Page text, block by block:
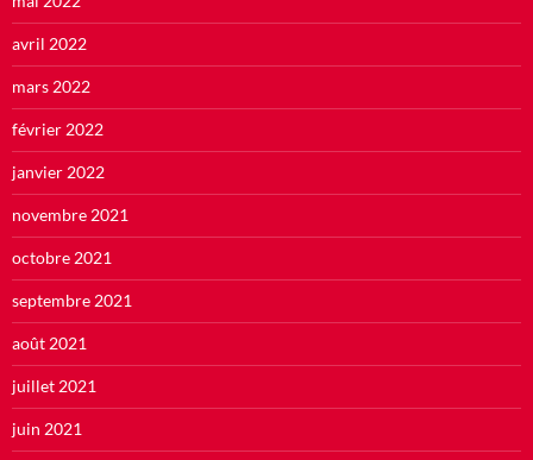
avril 2022
mars 2022
février 2022
janvier 2022
novembre 2021
octobre 2021
septembre 2021
août 2021
juillet 2021
juin 2021